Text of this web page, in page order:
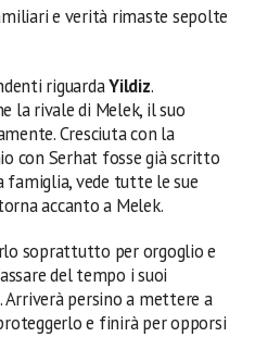
e verità rimaste sepolte
riguardaYildiz.
la rivale di Melek, il suo
Cresciuta con la
con Serhat fosse già scritto
famiglia, vede tutte le sue
accanto a Melek.
soprattutto per orgoglio e
del tempo i suoi
persino a mettere a
e finirà per opporsi